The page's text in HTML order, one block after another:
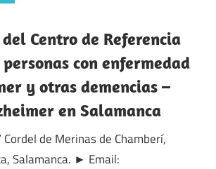
Centro de Referencia
con enfermedad
y otras demencias –
en Salamanca
de Merinas de Chamberí,
Salamanca. ► Email: